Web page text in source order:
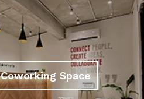
Coworking Space